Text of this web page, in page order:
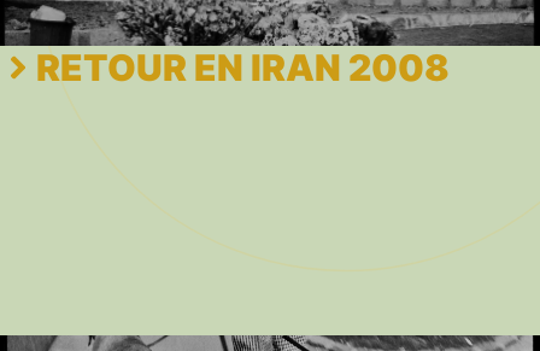
RETOUR EN IRAN 2008